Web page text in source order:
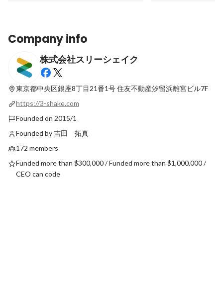
【“挑戦”を「面白がる」人たちの軌跡】仕
組み化された「100点」よりも、自ら作り
出す「カオス」が面白い。元大手営業出身
Latest
事をできるようにな
Pinned
Company info
株式会社スリーシェイク
東京都中央区銀座8丁目21番1号住友不動産汐留浜離宮ビル7F
https://3-shake.com
Founded on 2015/1
Founded by 吉田 拓真
172 members
Funded more than $300,000 / Funded more than $1,000,000 /
CEO can code